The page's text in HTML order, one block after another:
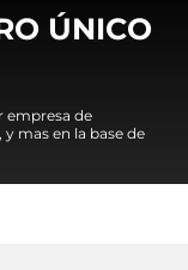
ÚNICO
empresa de
mas en la base de